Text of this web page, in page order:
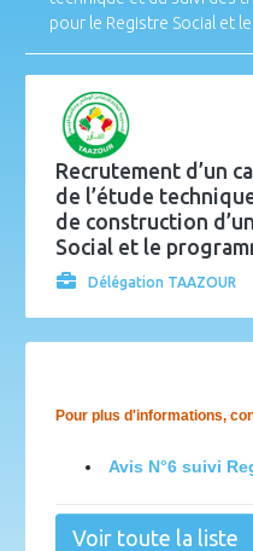
pour le Registre Social et
Recrutement d’un
de l’étude
de construction
Social et le
Délégation TAAZOUR
Pour plus d'informations,
Avis N°6 suivi
Voir toute la liste